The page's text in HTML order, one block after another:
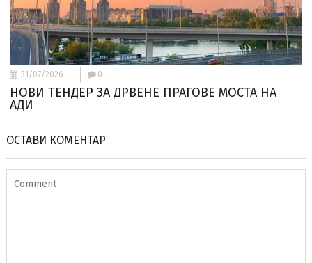
31/07/2026 0
НОВИ ТЕНДЕР ЗА ДРВЕНЕ ПРАГОВЕ МОСТА НА
АДИ
ОСТАВИ КОМЕНТАР